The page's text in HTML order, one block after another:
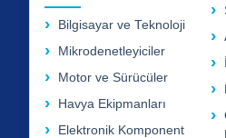
Bilgisayar ve Teknoloji
Mikrodenetleyiciler
Motor ve Sürücüler
Havya Ekipmanları
Elektronik Komponent